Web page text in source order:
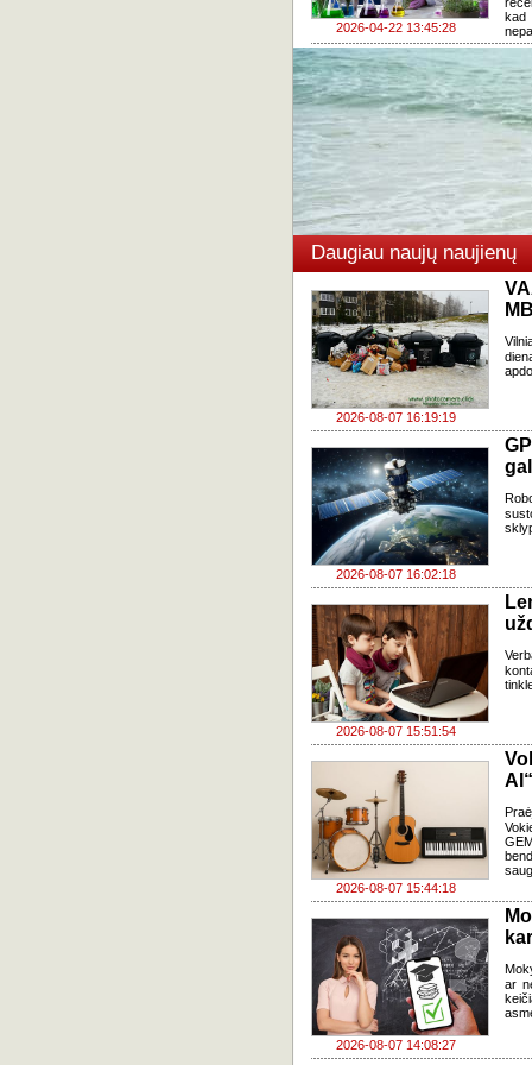
2026-04-22 13:45:28
kad
Daugiau naujų naujienų
2026-08-07 16:19:19
2026-08-07 16:02:18
2026-08-07 15:51:54
2026-08-07 15:44:18
2026-08-07 14:08:27
ar